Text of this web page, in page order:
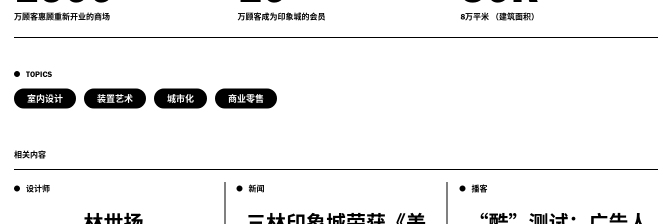
万顾客惠顾重新开业的商场 万顾客成为印象城的会员 8万平米 （建筑面积）
TOPICS
室内设计 装置艺术 城市化 商业零售
相关内容
设计师 新闻 播客